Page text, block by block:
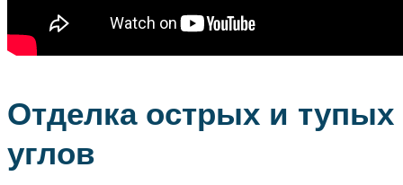
Отделка острых и тупых
углов